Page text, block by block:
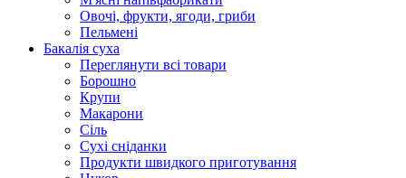
Овочі, фрукти, ягоди, гриби
Пельмені
Бакалія суха
Переглянути всі товари
Борошно
Крупи
Макарони
Сіль
Сухі сніданки
Продукти швидкого приготування